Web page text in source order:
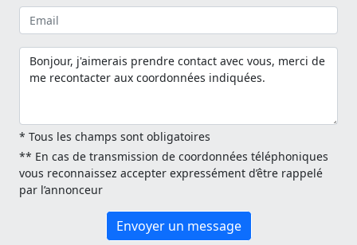
* Tous les champs sont obligatoires
** En cas de transmission de coordonnées téléphoniques
vous reconnaissez accepter expressément d’être rappelé
par l’annonceur
Envoyer un message